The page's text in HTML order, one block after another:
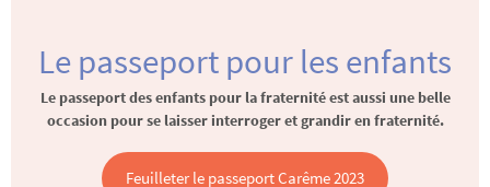
Le passeport pour les enfants
Le passeport des enfants pour la fraternité est aussi une belle
occasion pour se laisser interroger et grandir en fraternité.
Feuilleter le passeport Carême 2023